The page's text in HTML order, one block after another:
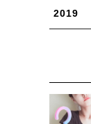
2019